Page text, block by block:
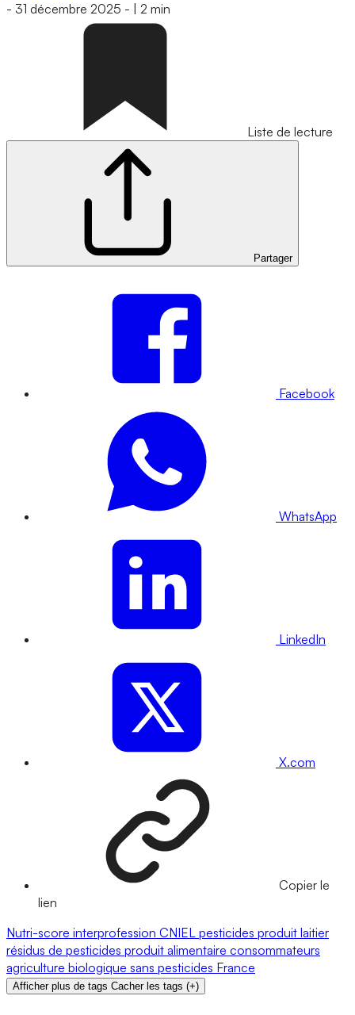
- 31 décembre 2025 - 2 min
Liste de lecture
Partager
Facebook
WhatsApp
LinkedIn
X.com
Copier le
lien
Nutri-score interprofession CNIEL pesticides produit laitier
résidus de pesticides produit alimentaire consommateurs
agriculture biologique sans pesticides France
Afficher plus de tags Cacher les tags (+)